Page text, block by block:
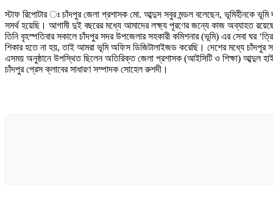
স্টাফ রিপোটার ঃ চাঁদপুর জেলা প্রশাসক মো. আব্দুস সবুর মন্ডল বলেছেন, ভূমিহীনকে
সমর্থ হয়েছি। আগামী দুই বছরের মধ্যে আমাদের লক্ষ্য পূরণের জন্যে কাজ অব্যাহত
তিনি বৃহস্পতিবার সকালে চাঁদপুর সদর উপজেলার সহকারী কমিশনার (ভূমি) এর সেবা ঘর
শিকার হতে না হয়, তাই আমরা ভূমি অফিস ডিজিটালাইজড করেছি। দেশের মধ্যে চাঁদপুর
এসময় অনুষ্ঠানে উপস্থিত ছিলেন অতিরিক্ত জেলা প্রশাসক (আইসিটি ও শিক্ষা) আব্দুল
চাঁদপুর প্রেস ক্লাবের সাধারণ সম্পাদক সোহেল রুশদী।